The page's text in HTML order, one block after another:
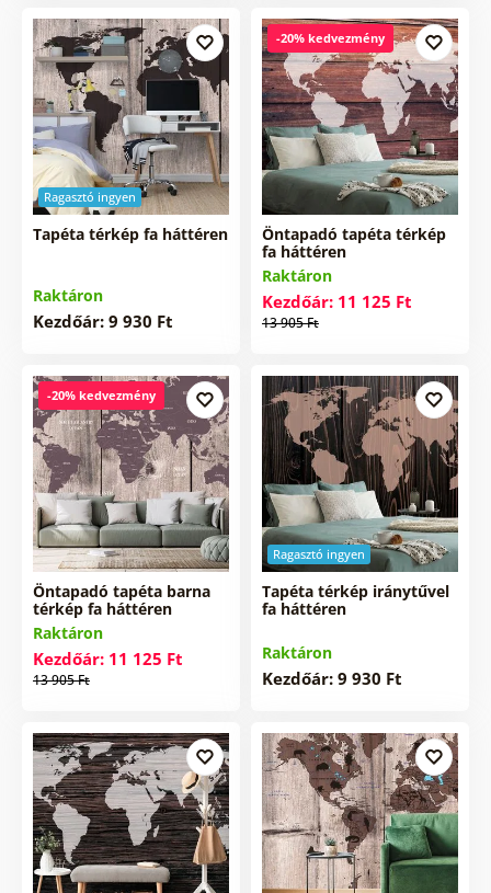
Ragasztó ingyen
Tapéta térkép fa háttéren
Raktáron
Kezdőár: 9 930 Ft
-20% kedvezmény
Öntapadó tapéta térkép
fa háttéren
Raktáron
Kezdőár: 11 125 Ft
13 905 Ft
-20% kedvezmény
Öntapadó tapéta barna
térkép fa háttéren
Raktáron
Kezdőár: 11 125 Ft
13 905 Ft
Ragasztó ingyen
Tapéta térkép iránytűvel
fa háttéren
Raktáron
Kezdőár: 9 930 Ft